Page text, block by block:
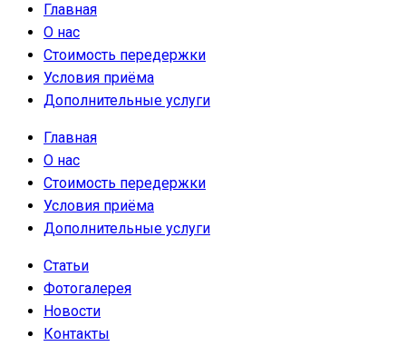
Главная
О нас
Стоимость передержки
Условия приёма
Дополнительные услуги
Главная
О нас
Стоимость передержки
Условия приёма
Дополнительные услуги
Статьи
Фотогалерея
Новости
Контакты